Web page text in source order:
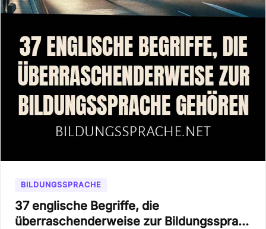
BILDUNGSSPRACHE
37 englische Begriffe, die
überraschenderweise zur Bildungsspra…